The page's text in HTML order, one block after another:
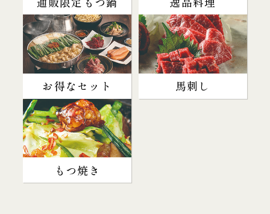
お得なセット 馬刺し
もつ焼き